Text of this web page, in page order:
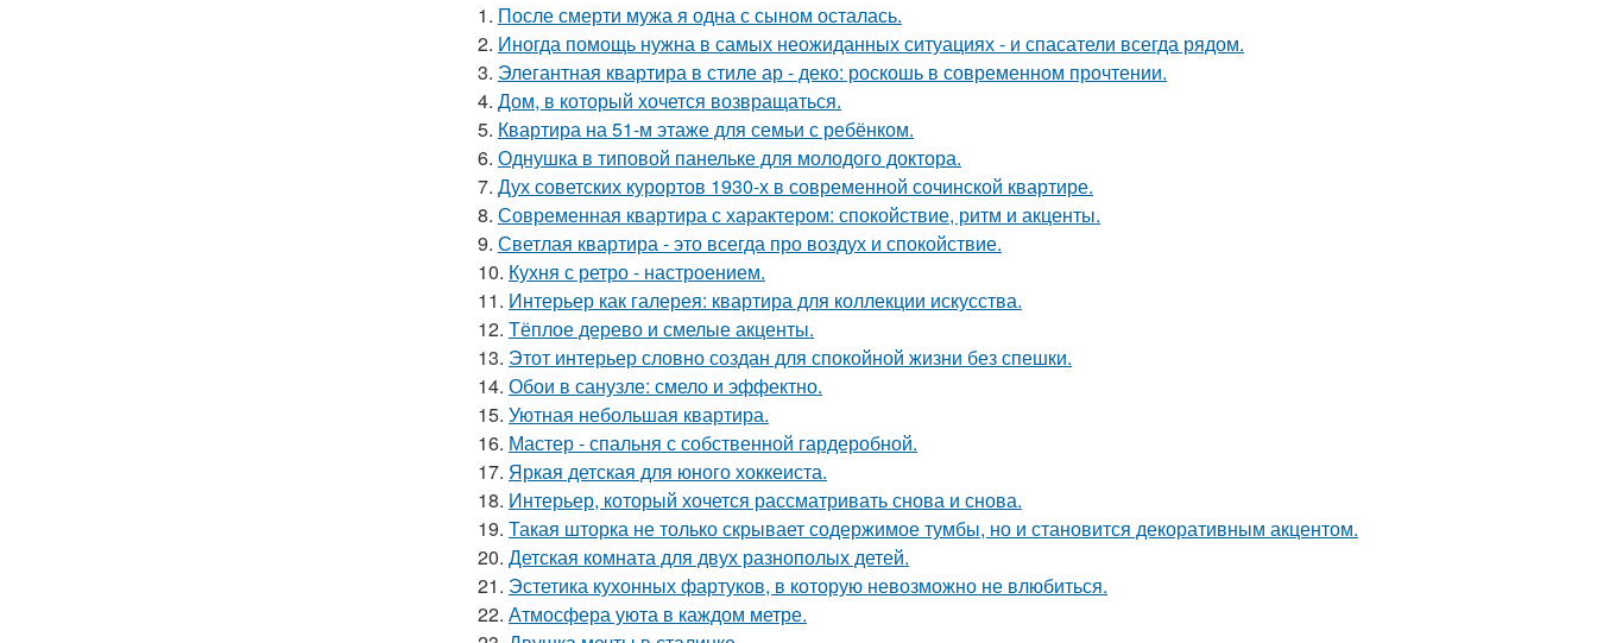
1. После смерти мужа я одна с сыном осталась.
2. Иногда помощь нужна в самых неожиданных ситуациях - и спасатели всегда рядом.
3. Элегантная квартира в стиле ар - деко: роскошь в современном прочтении.
4. Дом, в который хочется возвращаться.
5. Квартира на 51-м этаже для семьи с ребёнком.
6. Однушка в типовой панельке для молодого доктора.
7. Дух советских курортов 1930-х в современной сочинской квартире.
8. Современная квартира с характером: спокойствие, ритм и акценты.
9. Светлая квартира - это всегда про воздух и спокойствие.
10. Кухня с ретро - настроением.
11. Интерьер как галерея: квартира для коллекции искусства.
12. Тёплое дерево и смелые акценты.
13. Этот интерьер словно создан для спокойной жизни без спешки.
14. Обои в санузле: смело и эффектно.
15. Уютная небольшая квартира.
16. Мастер - спальня с собственной гардеробной.
17. Яркая детская для юного хоккеиста.
18. Интерьер, который хочется рассматривать снова и снова.
19. Такая шторка не только скрывает содержимое тумбы, но и становится декоративным акцентом.
20. Детская комната для двух разнополых детей.
21. Эстетика кухонных фартуков, в которую невозможно не влюбиться.
22. Атмосфера уюта в каждом метре.